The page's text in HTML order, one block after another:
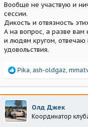
Вообще не участвую и
сессии.
Дикость и отвязность
А на вопрос, а разве вам
и людям кругом, отвечаю
удовольствия.
Р
а
к
ц
и
и
Pika, ash-oldgaz,
Олд Джек
Координатор